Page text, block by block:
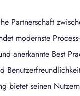
Partnerschaft
modernste
anerkannte Best
bietet seinen